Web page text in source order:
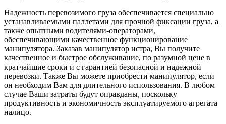
Надежность перевозимого груза обеспечивается специально
устанавливаемыми паллетами для прочной фиксации груза, а
также опытными водителями-операторами,
обеспечивающими качественное функционирование
манипулятора. Заказав манипулятор истра, Вы получите
качественное и быстрое обслуживание, по разумной цене в
кратчайшие сроки и с гарантией безопасной и надежной
перевозки. Также Вы можете приобрести манипулятор, если
он необходим Вам для длительного использования. В любом
случае Ваши затраты будут оправданы, поскольку
продуктивность и экономичность эксплуатируемого агрегата
налицо.